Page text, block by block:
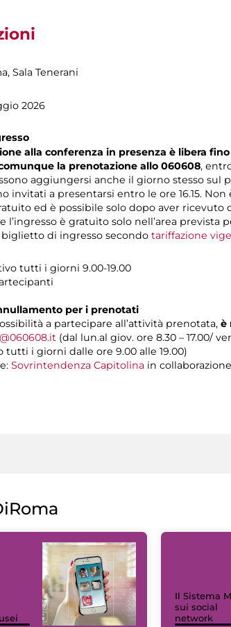
, Sala Tenerani
2026
alla conferenza in presenza è libera
la prenotazione allo 060608,
aggiungersi anche il giorno stesso sul
invitati a presentarsi entro le ore 16.15.
ed è possibile solo dopo aver
l’ingresso è gratuito solo nell’area
di ingresso secondo tariffazione
tutti i giorni 9.00-19.00
per i prenotati
a partecipare all’attività prenotata, è
(dal lun.al giov. ore 8.30 – 17.00/
tutti i giorni dalle ore 9.00 alle 19.00)
Sovrintendenza Capitolina in
Il Sistema
sui social
network